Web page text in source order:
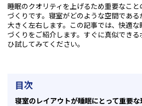
睡眠のクオリティを上げるため重要なこ
づくりです。寝室がどのような空間であ
大きく左右します。この記事では、快適
づくりをご紹介します。すぐに真似でき
ひ試してみてください。
目次
寝室のレイアウトが睡眠にとって重要な